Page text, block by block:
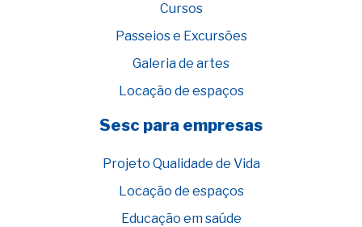
Cursos
Passeios e Excursões
Galeria de artes
Locação de espaços
Sesc para empresas
Projeto Qualidade de Vida
Locação de espaços
Educação em saúde